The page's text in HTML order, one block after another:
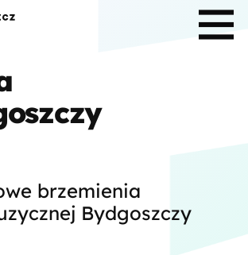
brzemienia
Bydgoszczy